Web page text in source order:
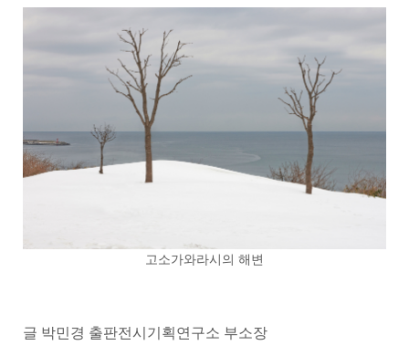
고소가와라시의 해변
글 박민경 출판전시기획연구소 부소장